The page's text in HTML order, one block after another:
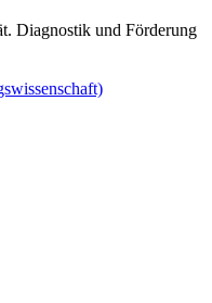
Diagnostik und Förderung